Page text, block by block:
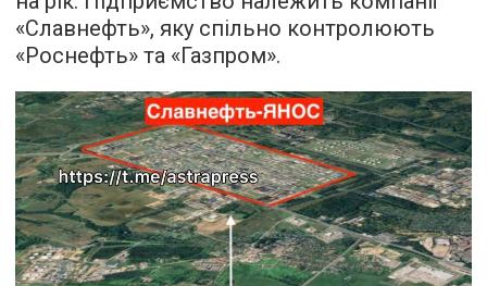
«Славнефть», яку спільно контролюють
«Роснефть» та «Газпром».